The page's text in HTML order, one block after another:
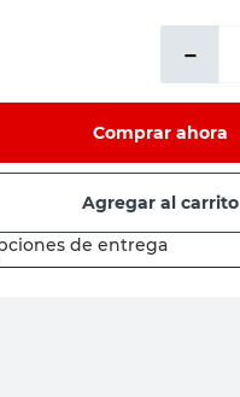
－
Comprar ahora
Agregar al carrito
de entrega